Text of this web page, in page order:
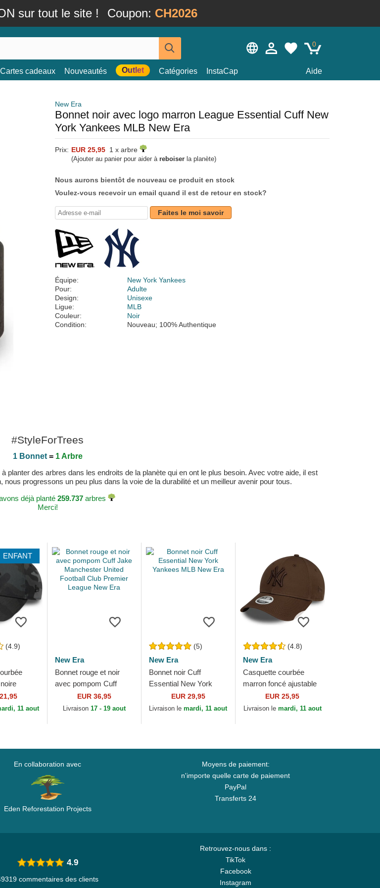
sur tout le site ! Coupon: CH2026
0
Cartes cadeaux Nouveautés Outlet Catégories InstaCap Aide
New Era
Bonnet noir avec logo marron League Essential Cuff New
York Yankees MLB New Era
Prix: EUR 25,95 1 x arbre
(Ajouter au panier pour aider à reboiser la planète)
Nous aurons bientôt de nouveau ce produit en stock
Voulez-vous recevoir un email quand il est de retour en stock?
Faites le moi savoir
Équipe:
New York Yankees
Pour:
Adulte
Design:
Unisexe
Ligue:
MLB
Couleur:
Noir
Condition:
Nouveau; 100% Authentique
#StyleForTrees
1 Bonnet= 1 Arbre
planter des arbres dans les endroits de la planète qui en ont le plus besoin. Avec votre aide, il est
progressons un peu plus dans la voie de la durabilité et un meilleur avenir pour tous.
déjà planté 259.737 arbres
Merci!
ENFANT
(4.9)
enfant
9FORTY
11 aout
New Era
Bonnet rouge et noir
avec pompom Cuff
Jake Manchester
United Football Club
EUR 36,95
Livraison 17 - 19 aout
(5)
New Era
Bonnet noir Cuff
Essential New York
Yankees MLB New Era
EUR 29,95
Livraison lemardi, 11 aout
(4.8)
New Era
Casquette courbée
marron foncé ajustable
avec logo marron foncé
pour femme 9FORTY
EUR 25,95
Livraison le mardi, 11 aout
En collaboration avec
Eden Reforestation Projects
Moyens de paiement:
n'importe quelle carte de paiement
PayPal
Transferts 24
Retrouvez-nous dans :
TikTok
Facebook
Instagram
4.9
commentaires des clients